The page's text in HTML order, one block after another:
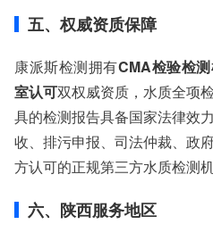
五、权威资质保障
康派斯检测拥有CMA检验检
室认可双权威资质，水质全项
具的检测报告具备国家法律效
收、排污申报、司法仲裁、政
方认可的正规第三方水质检测机
六、陕西服务地区